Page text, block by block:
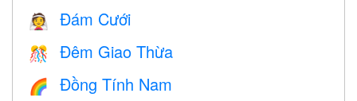
👰 Đám Cưới
🎊 Đêm Giao Thừa
🌈 Đồng Tính Nam